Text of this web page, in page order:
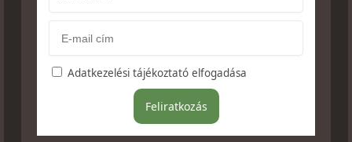
Adatkezelési tájékoztató elfogadása